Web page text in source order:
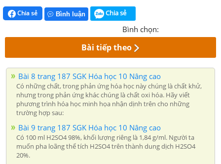
Chia sẻ Bình luận Chia sẻ
Bình chọn:
Bài tiếp theo
Bài 8 trang 187 SGK Hóa học 10 Nâng cao
Có những chất, trong phản ứng hóa học này chúng là chất khử,
nhưng trong phản ứng khác chúng là chất oxi hóa. Hãy viết
phương trình hóa học minh họa nhận dịnh trên cho những
trường hợp sau:
Bài 9 trang 187 SGK Hóa học 10 Nâng cao
Có 100 ml H2SO4 98%, khối lượng riêng là 1,84 g/ml. Người ta
muốn pha loãng thể tích H2SO4 trên thành dung dịch H2SO4
20%.